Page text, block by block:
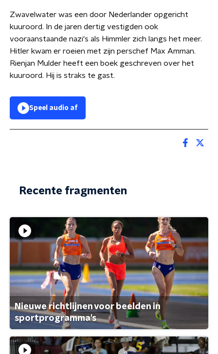
Zwavelwater was een door Nederlander opgericht
kuuroord. In de jaren dertig vestigden ook
vooraanstaande nazi's als Himmler zich langs het meer.
Hitler kwam er roeien met zijn perschef Max Amman.
Rienjan Mulder heeft een boek geschreven over het
kuuroord. Hij is straks te gast.
Speel audio af
Recente fragmenten
Nieuwe richtlijnen voor beelden in
sportprogramma's